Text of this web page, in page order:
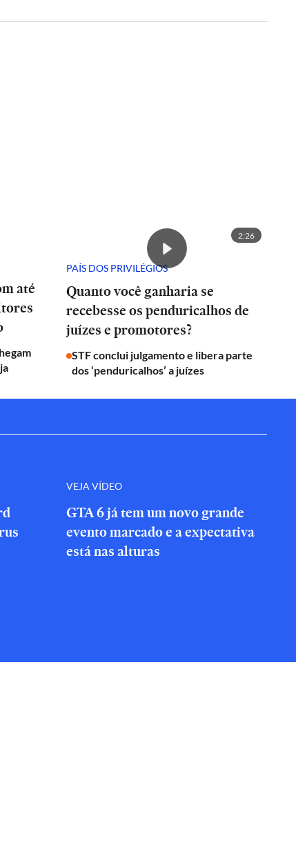
até
2:26
PAÍS DOS PRIVILÉGIOS
Quanto você ganharia se
recebesse os penduricalhos de
juízes e promotores?
STF conclui julgamento e libera parte
dos ‘penduricalhos’ a juízes
VEJA VÍDEO
GTA 6 já tem um novo grande
evento marcado e a expectativa
está nas alturas